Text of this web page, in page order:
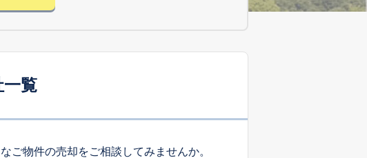
覧
ご物件の売却をご相談してみませんか。